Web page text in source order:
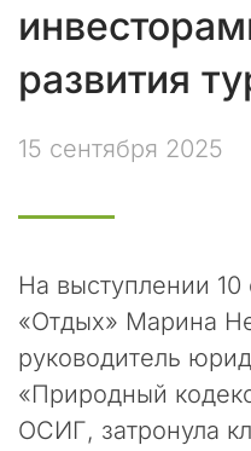
развития
15 сентября 2025
На выступлении 10
«Отдых» Марина
руководитель
«Природный
ОСИГ, затронула
е
н
ы
п
т
е
ы
и
к
л